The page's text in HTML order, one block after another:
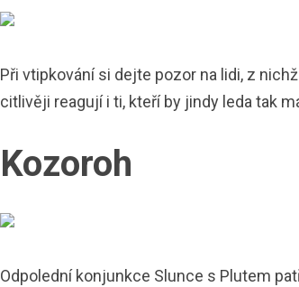
Při vtipkování si dejte pozor na lidi, z
citlivěji reagují i ti, kteří by jindy leda tak
Kozoroh
Odpolední konjunkce Slunce s Plutem